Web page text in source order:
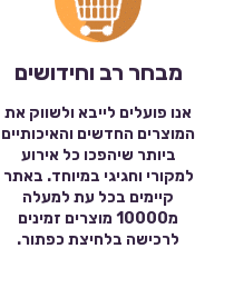
מבחר רב וחידושים
אנו פועלים לייבא ולשווק את
המוצרים החדשים והאיכותיים
ביותר שיהפכו כל אירוע
למקורי וחגיגי במיוחד. באתר
קיימים בכל עת למעלה
מ10000 מוצרים זמינים
לרכישה בלחיצת כפתור.